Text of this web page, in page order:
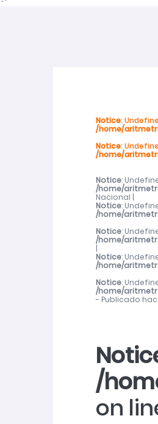
Abren
Cerca
Notice:
/home/
Notice:
/home/
Notice:
/home/
Nacional |
Notice:
/home/
Notice:
/home/
|
Notice:
/home/
Notice:
/home/
- Publicado
/
on